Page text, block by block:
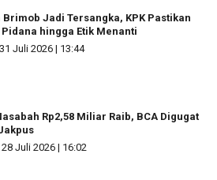
Brimob Jadi Tersangka, KPK Pastikan
Pidana hingga Etik Menanti
Juli 2026 | 13:44
Rp2,58 Miliar Raib, BCA Digugat
Juli 2026 | 16:02